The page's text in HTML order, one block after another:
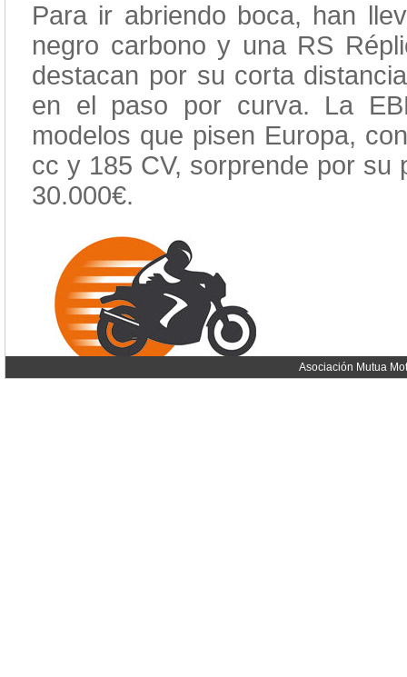
Para ir abriendo boca, han
negro carbono y una RS
destacan por su corta
en el paso por curva. La
modelos que pisen Europa,
cc y 185 CV, sorprende por
30.000€.
Asociación Mutua